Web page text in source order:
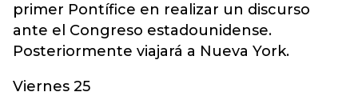
primer Pontífice en realizar un discurso
ante el Congreso estadounidense.
Posteriormente viajará a Nueva York.
Viernes 25